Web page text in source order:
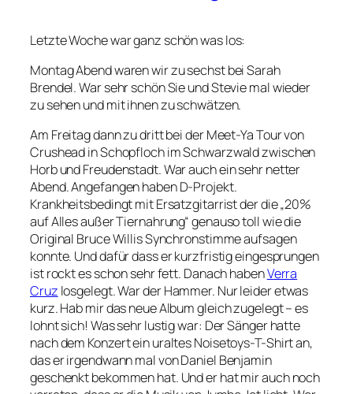
Letzte Woche war ganz schön was los:
Montag Abend waren wir zu sechst bei Sarah
Brendel. War sehr schön Sie und Stevie mal wieder
zu sehen und mit ihnen zu schwätzen.
Am Freitag dann zu dritt bei der Meet-Ya Tour von
Crushead in Schopfloch im Schwarzwald zwischen
Horb und Freudenstadt. War auch ein sehr netter
Abend. Angefangen haben D-Projekt.
Krankheitsbedingt mit Ersatzgitarrist der die „20%
auf Alles außer Tiernahrung“ genauso toll wie die
Original Bruce Willis Synchronstimme aufsagen
konnte. Und dafür dass er kurzfristig eingesprungen
ist rockt es schon sehr fett. Danach habenVerra
Cruz losgelegt. War der Hammer. Nur leider etwas
kurz. Hab mir das neue Album gleich zugelegt – es
lohnt sich! Was sehr lustig war: Der Sänger hatte
nach dem Konzert ein uraltes Noisetoys-T-Shirt an,
das er irgendwann mal von Daniel Benjamin
geschenkt bekommen hat. Und er hat mir auch noch